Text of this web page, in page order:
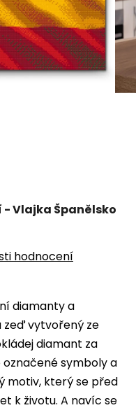
diamanty a
zeď vytvořený ze
diamant za
symboly a
motiv, který se před
k životu. A navíc se
Vlajka Španělsko
hodnocení